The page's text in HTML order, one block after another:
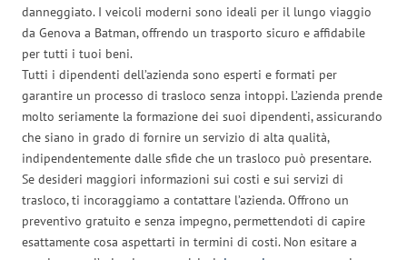
danneggiato. I veicoli moderni sono ideali per il lungo viaggio
da Genova a Batman, offrendo un trasporto sicuro e affidabile
per tutti i tuoi beni.
Tutti i dipendenti dell’azienda sono esperti e formati per
garantire un processo di trasloco senza intoppi. L’azienda prende
molto seriamente la formazione dei suoi dipendenti, assicurando
che siano in grado di fornire un servizio di alta qualità,
indipendentemente dalle sfide che un trasloco può presentare.
Se desideri maggiori informazioni sui costi e sui servizi di
trasloco, ti incoraggiamo a contattare l’azienda. Offrono un
preventivo gratuito e senza impegno, permettendoti di capire
esattamente cosa aspettarti in termini di costi. Non esitare a